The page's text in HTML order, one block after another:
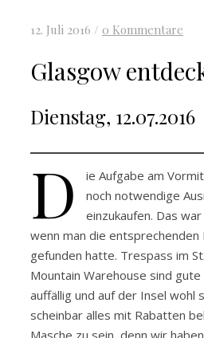
12. Juli 2016 / 0 Kommentare
Glasgow
Dienstag, 12.07.2016
D
ie Aufgabe am
noch notwendige
einzukaufen. Das
wenn man die entsprechenden
gefunden hatte. Trespass im
Mountain Warehouse sind
auffällig und auf der Insel wohl
scheinbar alles mit Rabatten